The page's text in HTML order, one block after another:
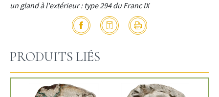
un gland à l'extérieur : type 294 du Franc IX
PRODUITS LIÉS